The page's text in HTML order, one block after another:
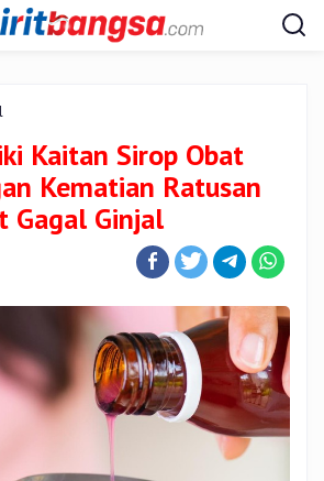
Kaitan
Obat
Batuk
Gagal
Ginjal
Kaitan Sirop Obat
Kematian Ratusan
Gagal Ginjal